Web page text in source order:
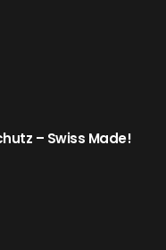
– Swiss Made!